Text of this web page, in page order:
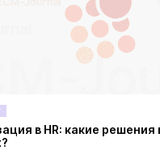
в HR: какие